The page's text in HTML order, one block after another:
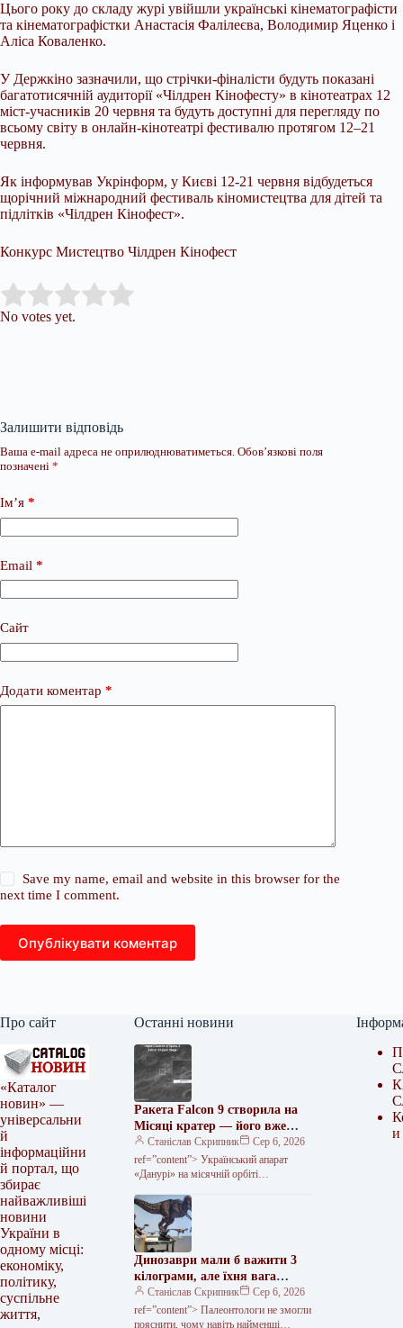
Цього року до складу журі увійшли українські кінематографісти
та кінематографістки Анастасія Фалілеєва, Володимир Яценко і
Аліса Коваленко.
У Держкіно зазначили, що стрічки-фіналісти будуть показані
багатотисячній аудиторії «Чілдрен Кінофесту» в кінотеатрах 12
міст-учасників 20 червня та будуть доступні для перегляду по
всьому світу в онлайн-кінотеатрі фестивалю протягом 12–21
червня.
Як інформував Укрінформ, у Києві 12-21 червня відбудеться
щорічний міжнародний фестиваль кіномистецтва для дітей та
підлітків «Чілдрен Кінофест».
Конкурс Мистецтво Чілдрен Кінофест
Rate this item:
No votes yet.
Залишити відповідь
Ваша e-mail адреса не оприлюднюватиметься. Обов’язкові поля
позначені *
Ім’я *
Email *
Сайт
Додати коментар *
Save my name, email and website in this browser for the
next time I comment.
Опублікувати коментар
Про сайт
«Каталог
новин» —
універсальни
й
інформаційни
й портал, що
збирає
найважливіші
новини
України в
одному місці:
економіку,
політику,
суспільне
життя,
Останні новини
Ракета Falcon 9 створила на
Місяці кратер — його вже
зафіксували з орбіти
Станіслав Скрипник
Сер 6, 2026
ref=”content”> Український апарат
«Данурі» на місячній орбіті
другого ступеня ракети Falcon 9 на
поверхню супутника. Апарат…
Динозаври мали б важити 3
кілограми, але їхня вага
сягала тонни. Винними в
цьому визнали ссавців –
nauka.ua | Наука українською
Станіслав Скрипник
Сер 6, 2026
ref=”content”> Палеонтологи не змогли
пояснити, чому навiть найменшi
и